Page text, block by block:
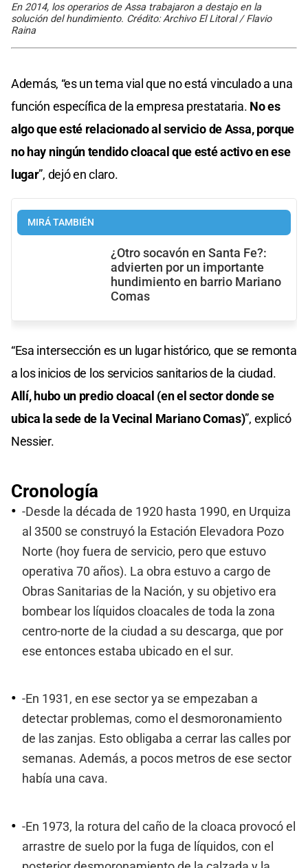
En 2014, los operarios de Assa trabajaron a destajo en la
solución del hundimiento. Crédito: Archivo El Litoral / Flavio
Raina
Además, “es un tema vial que no está vinculado a una
función específica de la empresa prestataria. No es
algo que esté relacionado al servicio de Assa, porque
no hay ningún tendido cloacal que esté activo en ese
lugar”, dejó en claro.
MIRÁ TAMBIÉN
¿Otro socavón en Santa Fe?:
advierten por un importante
hundimiento en barrio Mariano
Comas
“Esa intersección es un lugar histórico, que se remonta
a los inicios de los servicios sanitarios de la ciudad.
Allí, hubo un predio cloacal (en el sector donde se
ubica la sede de la Vecinal Mariano Comas)”, explicó
Nessier.
Cronología
-Desde la década de 1920 hasta 1990, en Urquiza
al 3500 se construyó la Estación Elevadora Pozo
Norte (hoy fuera de servicio, pero que estuvo
operativa 70 años). La obra estuvo a cargo de
Obras Sanitarias de la Nación, y su objetivo era
bombear los líquidos cloacales de toda la zona
centro-norte de la ciudad a su descarga, que por
ese entonces estaba ubicado en el sur.
-En 1931, en ese sector ya se empezaban a
detectar problemas, como el desmoronamiento
de las zanjas. Esto obligaba a cerrar las calles por
semanas. Además, a pocos metros de ese sector
había una cava.
-En 1973, la rotura del caño de la cloaca provocó el
arrastre de suelo por la fuga de líquidos, con el